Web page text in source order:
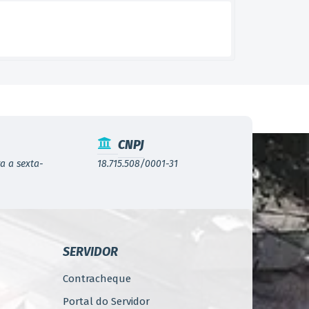
a sexta-
CNPJ
18.715.508/0001-31
SERVIDOR
Contracheque
Portal do Servidor